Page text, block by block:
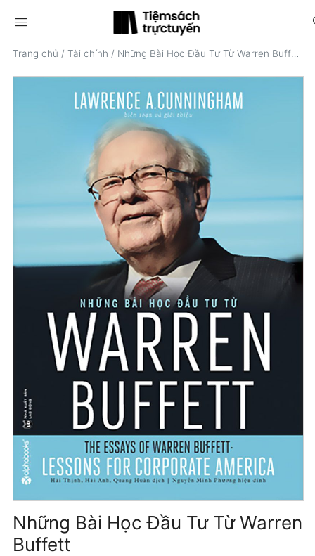
menu
Trang chủ / Tài chính / Những Bài Học Đầu Tư Từ Warren Buffett
Những Bài Học Đầu Tư Từ Warren
Buffett